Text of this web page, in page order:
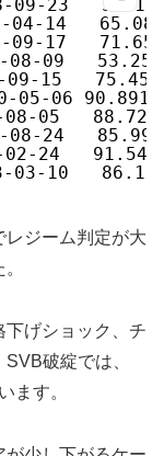
09-23
04-14
09-17
08-09
09-15
05-06
08-05
08-24
02-24
03-10
レジーム判定が大
げショック、チ
破綻では、
ます。